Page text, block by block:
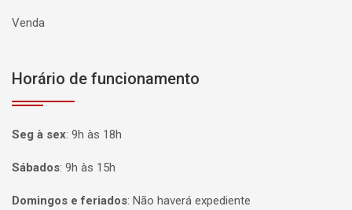
Venda
Horário de funcionamento
Seg à sex: 9h às 18h
Sábados: 9h às 15h
Domingos e feriados: Não haverá expediente